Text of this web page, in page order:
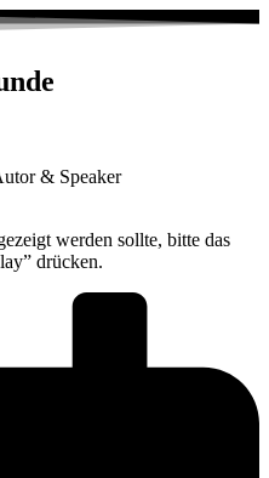
& Speaker
werden sollte, bitte das
drücken.